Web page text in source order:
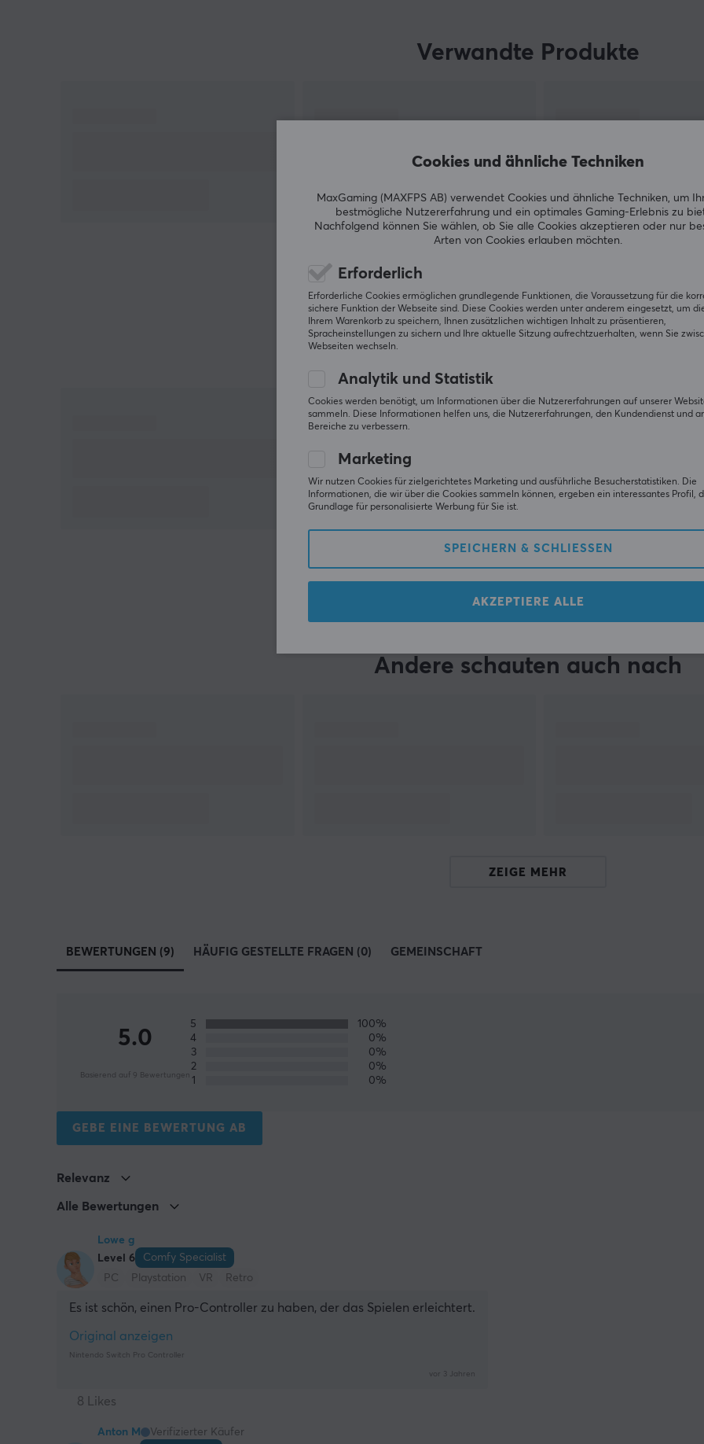
einer breiteren Benutzergruppe zu entsprechen. Es
Spielfiguren mit kompatiblen Titeln zu verwenden.
Teilweise transparentes Gehäuse für Premium-
Wiederaufladbarer Akku mit bis zu 40 Stunden
Geeignet für Gamer, die einen ergonomischen
NFC-Anschluss für amiibo-Unterstützung
Konsolen zu etwas Besonderem.
Leistung zu steigern. Egal, ob du nach Nintendo
spielen möchtest oder den Nervenkitzel von
Mario Kart, Mario Party oder Ring Fit Adventure
genießen willst, wir haben, was du suchst.
Verwandte Produkte
ZEIGE MEHR
Andere schauten auch nach
ZEIGE MEHR
BEWERTUNGEN (9) HÄUFIG GESTELLTE FRAGEN (0) GEMEINSCHAFT
5.0
Basierend auf 9 Bewertungen
5
100%
4
0%
3
0%
2
0%
1
0%
GEBE EINE BEWERTUNG AB
Relevanz
Alle Bewertungen
Lowe g
Level 6
Comfy Specialist
PC
Playstation VR Retro
Es ist schön, einen Pro-Controller zu haben, der das Spielen erleichtert.
Original anzeigen
Nintendo Switch Pro Controller
vor 3 Jahren
8 Likes
Anton M
Verifizierter Käufer
Cookies und ähnliche Techniken
MaxGaming (MAXFPS AB) verwendet Cookies und ähnliche Techniken, um
bestmögliche Nutzererfahrung und ein optimales Gaming-Erlebnis zu
Nachfolgend können Sie wählen, ob Sie alle Cookies akzeptieren oder nur
Arten von Cookies erlauben möchten.
Erforderlich
Erforderliche Cookies ermöglichen grundlegende Funktionen, die Voraussetzung für die
sichere Funktion der Webseite sind. Diese Cookies werden unter anderem eingesetzt, um
Ihrem Warenkorb zu speichern, Ihnen zusätzlichen wichtigen Inhalt zu präsentieren,
Spracheinstellungen zu sichern und Ihre aktuelle Sitzung aufrechtzuerhalten, wenn Sie
Webseiten wechseln.
Analytik und Statistik
Cookies werden benötigt, um Informationen über die Nutzererfahrungen auf unserer
sammeln. Diese Informationen helfen uns, die Nutzererfahrungen, den Kundendienst und
Bereiche zu verbessern.
Marketing
Wir nutzen Cookies für zielgerichtetes Marketing und ausführliche Besucherstatistiken. Die
Informationen, die wir über die Cookies sammeln können, ergeben ein interessantes Profil,
Grundlage für personalisierte Werbung für Sie ist.
SPEICHERN & SCHLIESSEN
AKZEPTIERE ALLE